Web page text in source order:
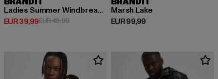
BRANDIT
Ladies Summer Windbreaker Frontzip
EUR 39,99
Derzeitiger Preis: EUR 39,99
EUR 49,99Aktionspreis: EUR 49,99
BRANDIT
Marsh Lake
EUR 99,99
Derzeitiger Preis: EUR 99,99